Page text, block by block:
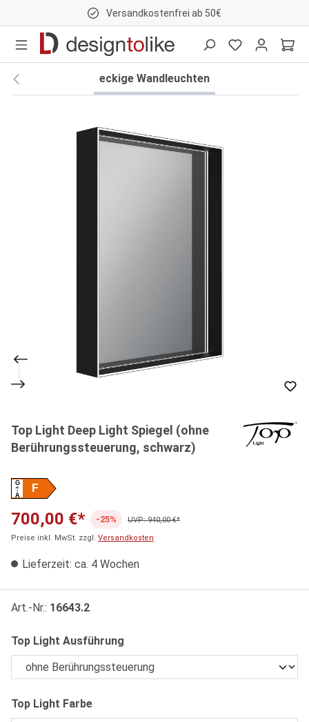
Versandkostenfrei ab 50€
eckige Wandleuchten
Top Light Deep Light Spiegel (ohne
Berührungssteuerung, schwarz)
F
G
A
700,00 €* -25%
UVP: 940,00 €*
Preise inkl. MwSt. zzgl. Versandkosten
Lieferzeit: ca. 4 Wochen
Art.-Nr.: 16643.2
Top Light Ausführung
Top Light Farbeauswählen